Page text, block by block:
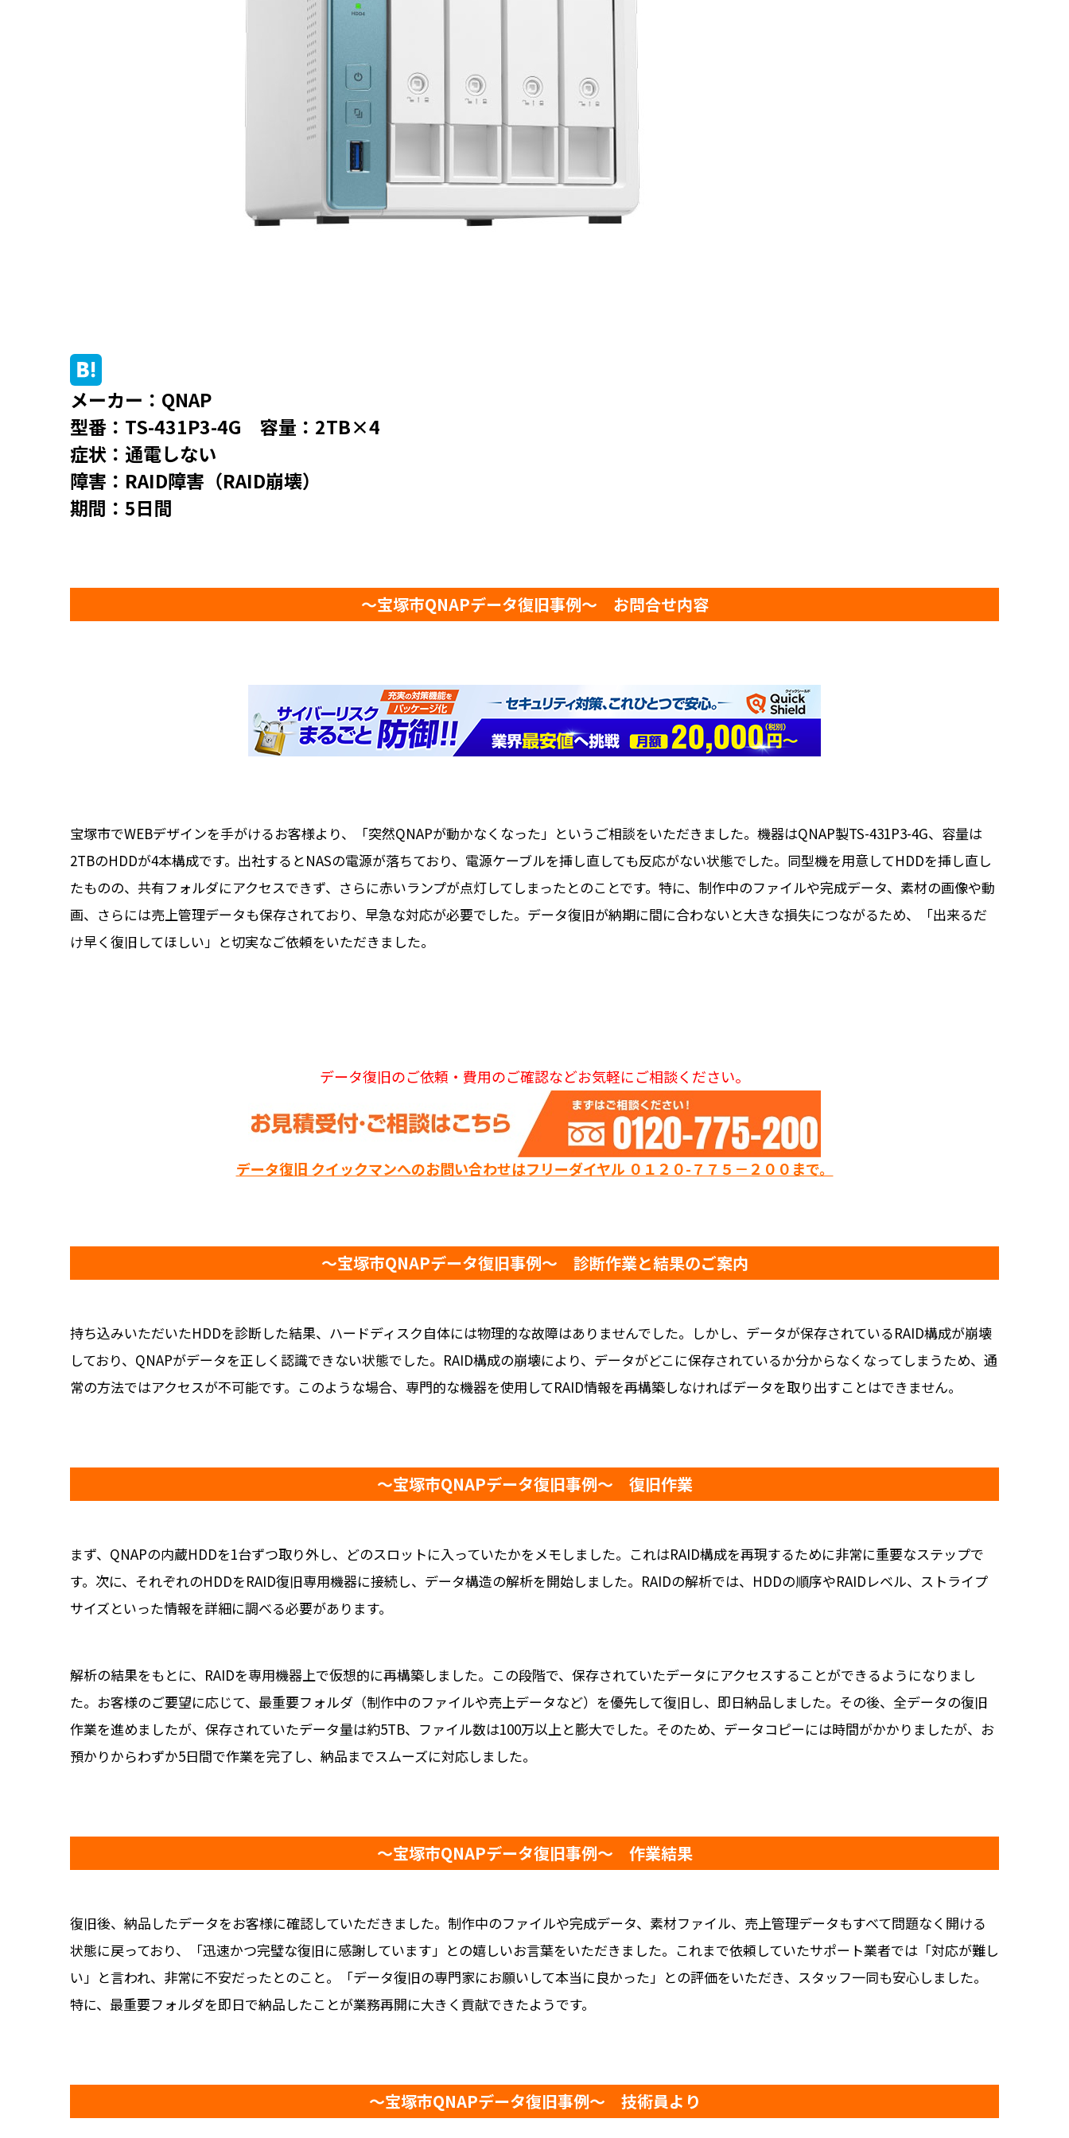
メーカー：QNAP
型番：TS-431P3-4G 容量：2TB×4
症状：通電しない
障害：RAID障害（RAID崩壊）
期間：5日間
～宝塚市QNAPデータ復旧事例～ お問合せ内容
宝塚市でWEBデザインを手がけるお客様より、「突然QNAPが動かなくなった」というご相談をいただきました。機器はQNAP製TS-431P3-4G、容量は
2TBのHDDが4本構成です。出社するとNASの電源が落ちており、電源ケーブルを挿し直しても反応がない状態でした。同型機を用意してHDDを挿し直し
たものの、共有フォルダにアクセスできず、さらに赤いランプが点灯してしまったとのことです。特に、制作中のファイルや完成データ、素材の画像や動
画、さらには売上管理データも保存されており、早急な対応が必要でした。データ復旧が納期に間に合わないと大きな損失につながるため、「出来るだ
け早く復旧してほしい」と切実なご依頼をいただきました。
データ復旧のご依頼・費用のご確認などお気軽にご相談ください。
データ復旧 クイックマンへのお問い合わせはフリーダイヤル ０１２０-７７５－２００まで。
～宝塚市QNAPデータ復旧事例～ 診断作業と結果のご案内
持ち込みいただいたHDDを診断した結果、ハードディスク自体には物理的な故障はありませんでした。しかし、データが保存されているRAID構成が崩壊
しており、QNAPがデータを正しく認識できない状態でした。RAID構成の崩壊により、データがどこに保存されているか分からなくなってしまうため、通
常の方法ではアクセスが不可能です。このような場合、専門的な機器を使用してRAID情報を再構築しなければデータを取り出すことはできません。
～宝塚市QNAPデータ復旧事例～ 復旧作業
まず、QNAPの内蔵HDDを1台ずつ取り外し、どのスロットに入っていたかをメモしました。これはRAID構成を再現するために非常に重要なステップで
す。次に、それぞれのHDDをRAID復旧専用機器に接続し、データ構造の解析を開始しました。RAIDの解析では、HDDの順序やRAIDレベル、ストライプ
サイズといった情報を詳細に調べる必要があります。
解析の結果をもとに、RAIDを専用機器上で仮想的に再構築しました。この段階で、保存されていたデータにアクセスすることができるようになりまし
た。お客様のご要望に応じて、最重要フォルダ（制作中のファイルや売上データなど）を優先して復旧し、即日納品しました。その後、全データの復旧
作業を進めましたが、保存されていたデータ量は約5TB、ファイル数は100万以上と膨大でした。そのため、データコピーには時間がかかりましたが、お
預かりからわずか5日間で作業を完了し、納品までスムーズに対応しました。
～宝塚市QNAPデータ復旧事例～ 作業結果
復旧後、納品したデータをお客様に確認していただきました。制作中のファイルや完成データ、素材ファイル、売上管理データもすべて問題なく開ける
状態に戻っており、「迅速かつ完璧な復旧に感謝しています」との嬉しいお言葉をいただきました。これまで依頼していたサポート業者では「対応が難し
い」と言われ、非常に不安だったとのこと。「データ復旧の専門家にお願いして本当に良かった」との評価をいただき、スタッフ一同も安心しました。
特に、最重要フォルダを即日で納品したことが業務再開に大きく貢献できたようです。
～宝塚市QNAPデータ復旧事例～ 技術員より